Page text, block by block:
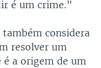
é um crime.”
considera
resolver um
é a origem de um